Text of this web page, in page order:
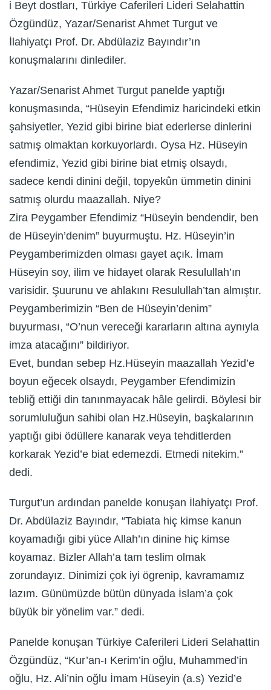
i Beyt dostları, Türkiye Caferileri Lideri Selahattin
Özgündüz, Yazar/Senarist Ahmet Turgut ve
İlahiyatçı Prof. Dr. Abdülaziz Bayındır’ın
konuşmalarını dinlediler.
Yazar/Senarist Ahmet Turgut panelde yaptığı
konuşmasında, “Hüseyin Efendimiz haricindeki etkin
şahsiyetler, Yezid gibi birine biat ederlerse dinlerini
satmış olmaktan korkuyorlardı. Oysa Hz. Hüseyin
efendimiz, Yezid gibi birine biat etmiş olsaydı,
sadece kendi dinini değil, topyekûn ümmetin dinini
satmış olurdu maazallah. Niye?
Zira Peygamber Efendimiz “Hüseyin bendendir, ben
de Hüseyin’denim” buyurmuştu. Hz. Hüseyin’in
Peygamberimizden olması gayet açık. İmam
Hüseyin soy, ilim ve hidayet olarak Resulullah’ın
varisidir. Şuurunu ve ahlakını Resulullah’tan almıştır.
Peygamberimizin “Ben de Hüseyin’denim”
buyurması, “O’nun vereceği kararların altına aynıyla
imza atacağını” bildiriyor.
Evet, bundan sebep Hz.Hüseyin maazallah Yezid’e
boyun eğecek olsaydı, Peygamber Efendimizin
tebliğ ettiği din tanınmayacak hâle gelirdi. Böylesi bir
sorumluluğun sahibi olan Hz.Hüseyin, başkalarının
yaptığı gibi ödüllere kanarak veya tehditlerden
korkarak Yezid’e biat edemezdi. Etmedi nitekim.”
dedi.
Turgut’un ardından panelde konuşan İlahiyatçı Prof.
Dr. Abdülaziz Bayındır, “Tabiata hiç kimse kanun
koyamadığı gibi yüce Allah’ın dinine hiç kimse
koyamaz. Bizler Allah’a tam teslim olmak
zorundayız. Dinimizi çok iyi ögrenip, kavramamız
lazım. Günümüzde bütün dünyada İslam’a çok
büyük bir yönelim var.” dedi.
Panelde konuşan Türkiye Caferileri Lideri Selahattin
Özgündüz, “Kur’an-ı Kerim’in oğlu, Muhammed’in
oğlu, Hz. Ali’nin oğlu İmam Hüseyin (a.s) Yezid’e